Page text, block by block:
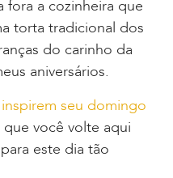
fora a cozinheira que
torta tradicional dos
do carinho da
aniversários.
seu domingo
você volte aqui
este dia tão